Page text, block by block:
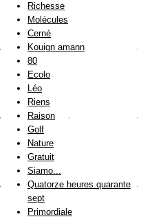
Richesse
Molécules
Cerné
Kouign amann
80
Ecolo
Léo
Riens
Raison
Golf
Nature
Gratuit
Siamo...
Quatorze heures quarante
sept
Primordiale